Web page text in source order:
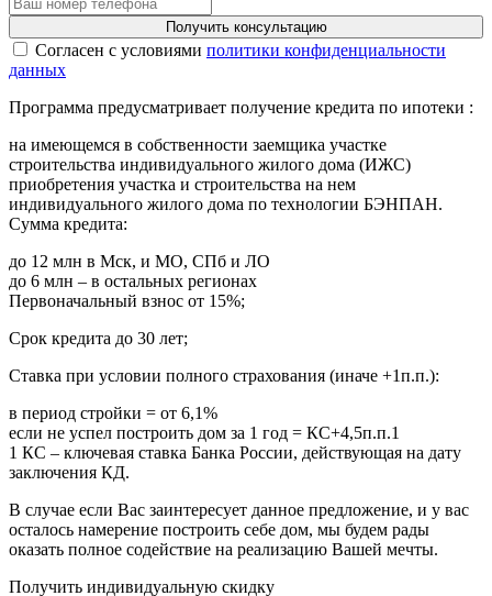
Получить консультацию
Cогласен с условиями политики конфиденциальности
данных
Программа предусматривает получение кредита по ипотеки :
на имеющемся в собственности заемщика участке
строительства индивидуального жилого дома (ИЖС)
приобретения участка и строительства на нем
индивидуального жилого дома по технологии БЭНПАН.
Сумма кредита:
до 12 млн в Мск, и МО, СПб и ЛО
до 6 млн – в остальных регионах
Первоначальный взнос от 15%;
Срок кредита до 30 лет;
Ставка при условии полного страхования (иначе +1п.п.):
в период стройки = от 6,1%
если не успел построить дом за 1 год = КС+4,5п.п.1
1 КС – ключевая ставка Банка России, действующая на дату
заключения КД.
В случае если Вас заинтересует данное предложение, и у вас
осталось намерение построить себе дом, мы будем рады
оказать полное содействие на реализацию Вашей мечты.
Получить индивидуальную скидку